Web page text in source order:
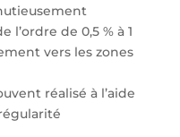
l’ordre de 0,5 % à 1
vers les zones
réalisé à l’aide